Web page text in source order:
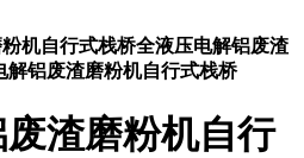
机自行式栈桥全液压电解铝废渣
解铝废渣磨粉机自行式栈桥
渣磨粉机自行